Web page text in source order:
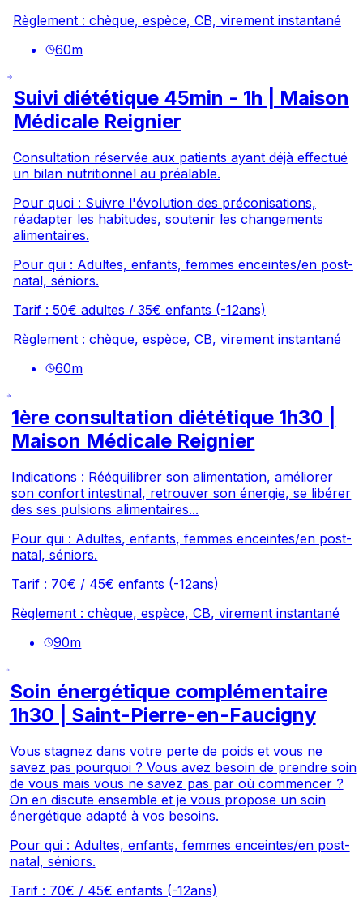
Règlement : chèque, espèce, CB, virement instantané
60m
Suivi diététique 45min - 1h | Maison
Médicale Reignier
Consultation réservée aux patients ayant déjà effectué
un bilan nutritionnel au préalable.
Pour quoi : Suivre l'évolution des préconisations,
réadapter les habitudes, soutenir les changements
alimentaires.
Pour qui : Adultes, enfants, femmes enceintes/en post-
natal, séniors.
Tarif : 50€ adultes / 35€ enfants (-12ans)
Règlement : chèque, espèce, CB, virement instantané
60m
1ère consultation diététique 1h30 |
Maison Médicale Reignier
Indications : Rééquilibrer son alimentation, améliorer
son confort intestinal, retrouver son énergie, se libérer
des ses pulsions alimentaires...
Pour qui : Adultes, enfants, femmes enceintes/en post-
natal, séniors.
Tarif : 70€ / 45€ enfants (-12ans)
Règlement : chèque, espèce, CB, virement instantané
90m
Soin énergétique complémentaire
1h30 | Saint-Pierre-en-Faucigny
Vous stagnez dans votre perte de poids et vous ne
savez pas pourquoi ? Vous avez besoin de prendre soin
de vous mais vous ne savez pas par où commencer ?
On en discute ensemble et je vous propose un soin
énergétique adapté à vos besoins.
Pour qui : Adultes, enfants, femmes enceintes/en post-
natal, séniors.
Tarif : 70€ / 45€ enfants (-12ans)